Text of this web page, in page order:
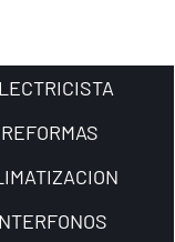
REFORMAS